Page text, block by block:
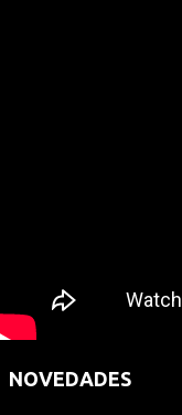
NOVEDADES